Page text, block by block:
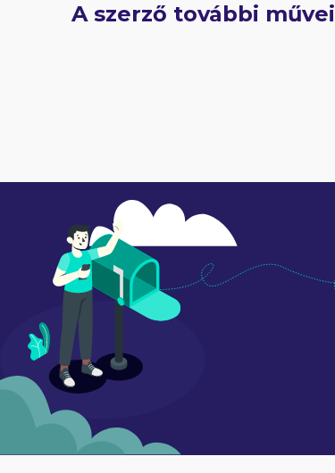
A szerző további művei